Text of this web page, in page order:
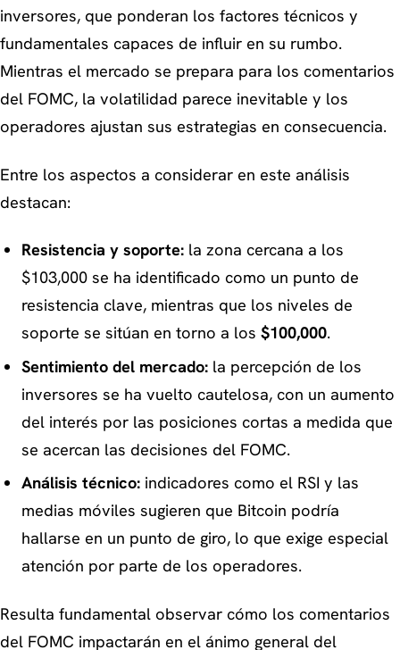
inversores, que ponderan los factores técnicos y
fundamentales capaces de influir en su rumbo.
Mientras el mercado se prepara para los comentarios
del FOMC, la volatilidad parece inevitable y los
operadores ajustan sus estrategias en consecuencia.
Entre los aspectos a considerar en este análisis
destacan:
Resistencia y soporte:la zona cercana a los
$103,000 se ha identificado como un punto de
resistencia clave, mientras que los niveles de
soporte se sitúan en torno a los $100,000.
Sentimiento del mercado:la percepción de los
inversores se ha vuelto cautelosa, con un aumento
del interés por las posiciones cortas a medida que
se acercan las decisiones del FOMC.
Análisis técnico:indicadores como el RSI y las
medias móviles sugieren que Bitcoin podría
hallarse en un punto de giro, lo que exige especial
atención por parte de los operadores.
Resulta fundamental observar cómo los comentarios
del FOMC impactarán en el ánimo general del